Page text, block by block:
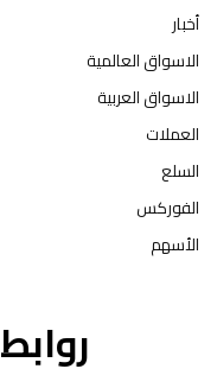
أخبار
الاسواق العالمية
الاسواق العربية
العملات
السلع
الفوركس
الأسهم